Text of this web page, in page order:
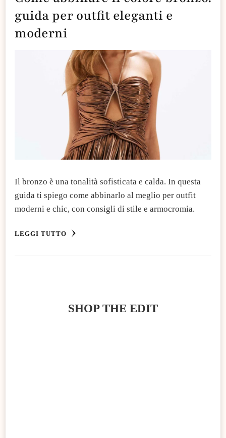
guida per outfit eleganti e
moderni
Il bronzo è una tonalità sofisticata e calda. In questa
guida ti spiego come abbinarlo al meglio per outfit
moderni e chic, con consigli di stile e armocromia.
LEGGI TUTTO
SHOP THE EDIT